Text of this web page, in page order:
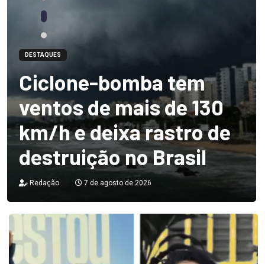
DESTAQUES
Ciclone-bomba tem
ventos de mais de 130
km/h e deixa rastro de
destruição no Brasil
Redação 7 de agosto de 2026